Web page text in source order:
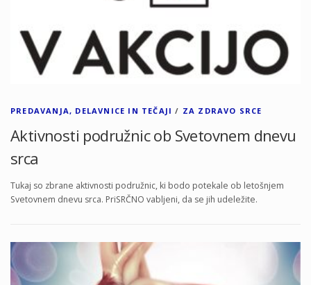
PREDAVANJA, DELAVNICE IN TEČAJI / ZA ZDRAVO SRCE
Aktivnosti podružnic ob Svetovnem dnevu
srca
Tukaj so zbrane aktivnosti podružnic, ki bodo potekale ob letošnjem
Svetovnem dnevu srca. PriSRČNO vabljeni, da se jih udeležite.